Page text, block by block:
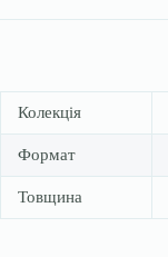
Колекція
Формат
Товщина